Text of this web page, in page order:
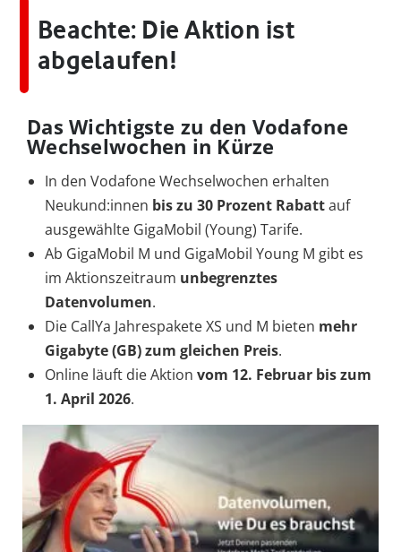
Beachte: Die Aktion ist
abgelaufen!
Das Wichtigste zu den Vodafone
Wechselwochen in Kürze
In den Vodafone Wechselwochen erhalten
Neukund:innen bis zu 30 Prozent Rabattauf
ausgewählte GigaMobil (Young) Tarife.
Ab GigaMobil M und GigaMobil Young M gibt es
im Aktionszeitraum unbegrenztes
Datenvolumen.
Die CallYa Jahrespakete XS und M bieten mehr
Gigabyte (GB) zum gleichen Preis.
Online läuft die Aktion vom 12. Februar bis zum
1. April 2026.